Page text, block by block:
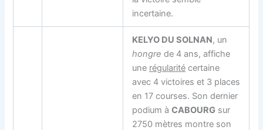
incertaine.
KELYO DU SOLNAN, un
hongre de 4 ans, affiche
une régularité certaine
avec 4 victoires et 3 places
en 17 courses. Son dernier
podium àCABOURG sur
2750 mètres montre son